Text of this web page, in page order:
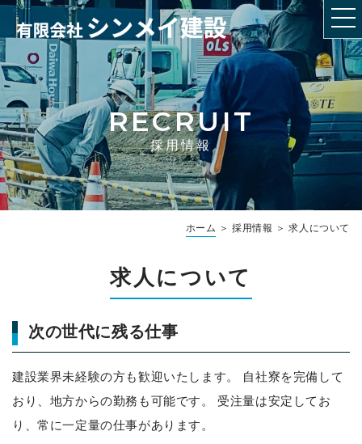
RECRUIT
採用情報
ホーム ＞ 採用情報 ＞ 求人について
求人について
次の世代に残る仕事
建設業界未経験の方も歓迎いたします。
自社寮を完備して
おり、地方からの勤務も可能です。
受注量は安定してお
り、常に一定量の仕事があります。